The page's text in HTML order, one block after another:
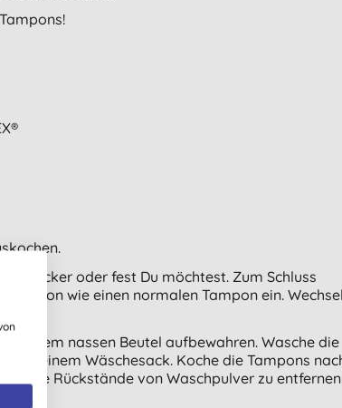
locker oder fest Du möchtest. Zum Schluss
wie einen normalen Tampon ein. Wechsel
ist.
einem nassen Beutel aufbewahren. Wasche die
in einem Wäschesack. Koche die Tampons
Rückstände von Waschpulver zu